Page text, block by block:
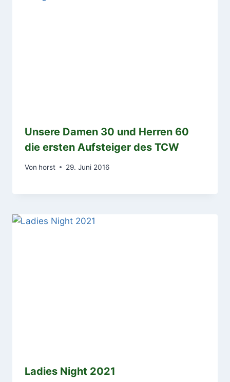
Unsere Damen 30 und Herren 60
die ersten Aufsteiger des TCW
Von horst 29. Juni 2016
Ladies Night 2021